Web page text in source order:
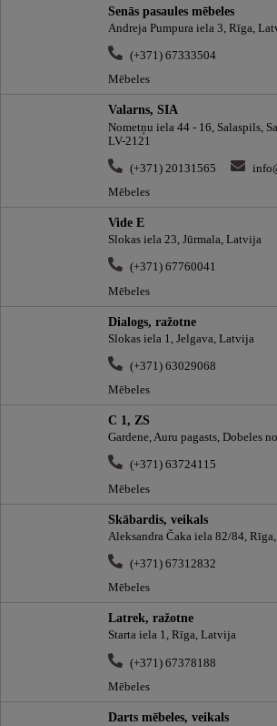
Senās pasaules mēbeles
Andreja Pumpura iela 3, Rīga,
(+371) 67333504
Mēbeles
Valarns, SIA
Nometņu iela 44 - 16, Salaspils,
LV-2121
(+371) 20131565
Mēbeles
Vide E
Slokas iela 23, Jūrmala, Latvija
(+371) 67760041
Mēbeles
Dialogs, ražotne
Slokas iela 1, Jelgava, Latvija
(+371) 63029068
Mēbeles
C 1, ZS
Gardene, Auru pagasts, Dobeles
(+371) 63724115
Mēbeles
Skābardis, veikals
Aleksandra Čaka iela 82/84,
(+371) 67312832
Mēbeles
Latrek, ražotne
Starta iela 1, Rīga, Latvija
(+371) 67378188
Mēbeles
Darts mēbeles, veikals